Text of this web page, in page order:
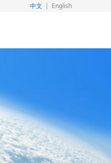
中文 | English